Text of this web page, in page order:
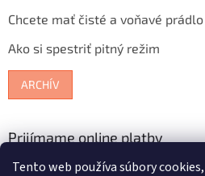
Tento web používa súbory
Chcete mať čisté a voňavé
Ako si spestriť pitný režim
ARCHÍV
Prijímame online platby